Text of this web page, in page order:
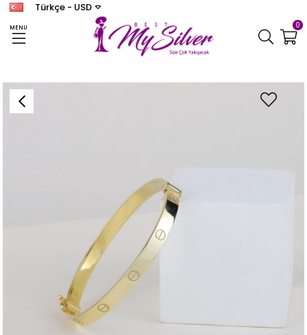
MENU
Türkçe - USD
0
Kadın Gümüş Tasarım Bileklik Gold Kaplama